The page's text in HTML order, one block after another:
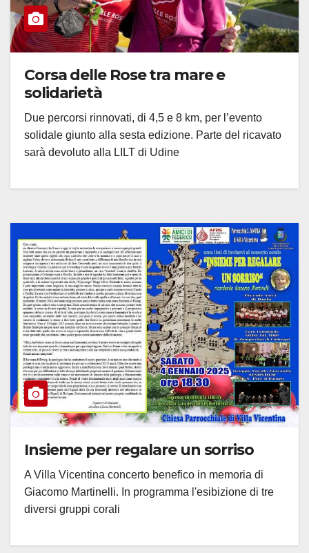
Corsa delle Rose tra mare e
solidarietà
Due percorsi rinnovati, di 4,5 e 8 km, per l’evento
solidale giunto alla sesta edizione. Parte del ricavato
sarà devoluto alla LILT di Udine
Insieme per regalare un sorriso
A Villa Vicentina concerto benefico in memoria di
Giacomo Martinelli. In programma l'esibizione di tre
diversi gruppi corali